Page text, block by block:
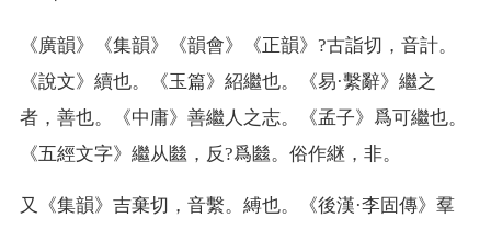
《廣韻》《集韻》《韻會》《正韻》?古詣切，音計。
《說文》續也。《玉篇》紹繼也。《易·繫辭》繼之
者，善也。《中庸》善繼人之志。《孟子》爲可繼也。
《五經文字》繼从㡭，反?爲㡭。俗作継，非。
又
《集韻》吉棄切，音繫。縛也。《後漢·李固傳》羣